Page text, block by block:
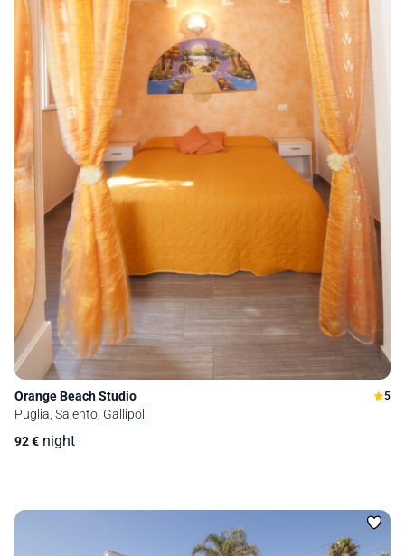
Orange Beach Studio 5
Puglia, Salento, Gallipoli
92€ night